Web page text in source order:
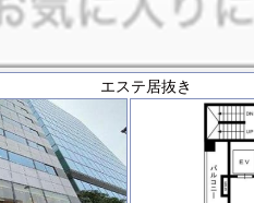
エステ居抜き